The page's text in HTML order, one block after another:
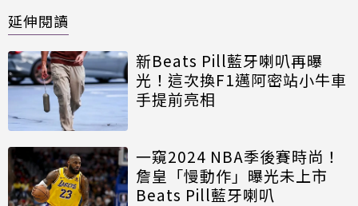
延伸閱讀
新Beats Pill藍牙喇叭再曝
光！這次換F1邁阿密站小牛車
手提前亮相
一窺2024 NBA季後賽時尚！
詹皇「慢動作」曝光未上市
Beats Pill藍牙喇叭